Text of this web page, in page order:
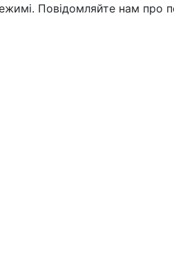
Повідомляйте нам про